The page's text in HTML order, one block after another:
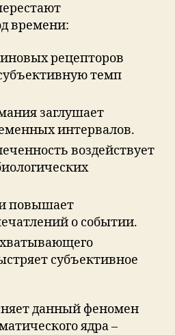
времени:
рецепторов
темп
заглушает
интервалов.
воздействует
повышает
о событии.
субъективное
данный феномен
ядра –